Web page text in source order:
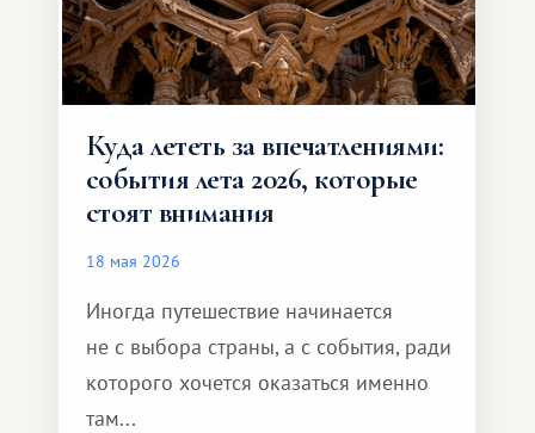
Куда лететь за впечатлениями:
события лета 2026, которые
стоят внимания
18 мая 2026
Иногда путешествие начинается
не с выбора страны, а с события, ради
которого хочется оказаться именно
там...